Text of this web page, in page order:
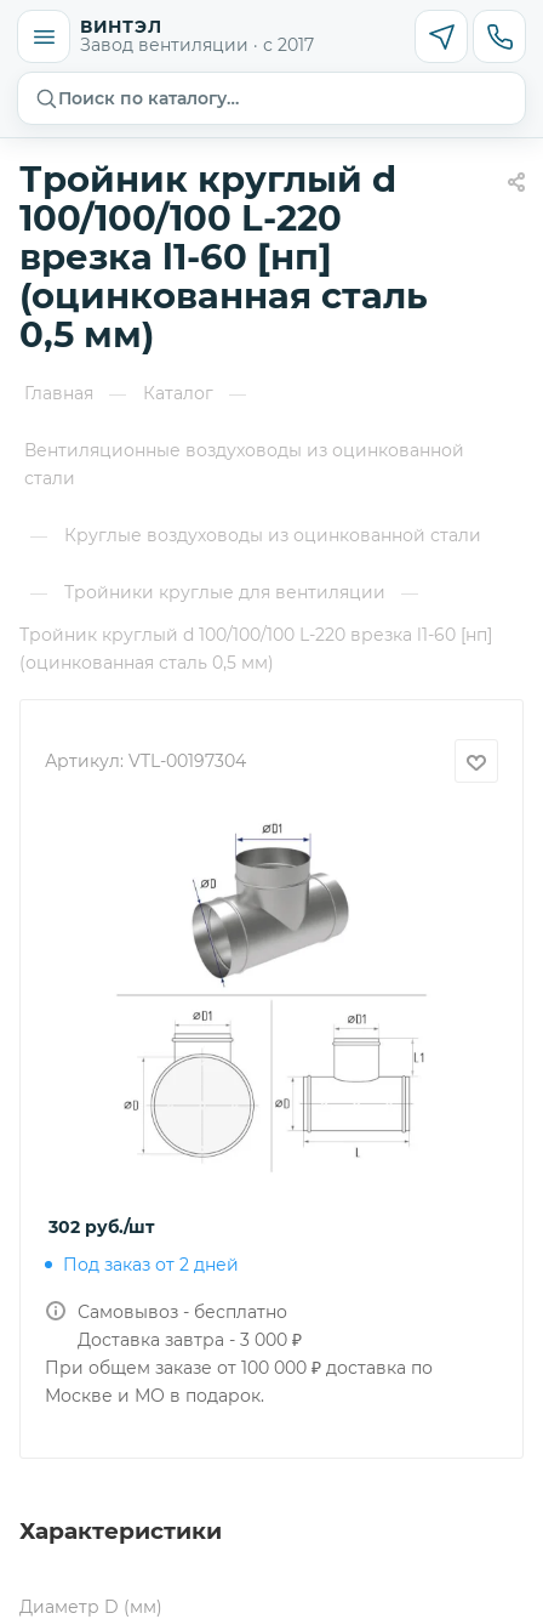
ВИНТЭЛ
Завод вентиляции · с 2017
Поиск по каталогу…
Тройник круглый d
100/100/100 L-220
врезка l1-60 [нп]
(оцинкованная сталь
0,5 мм)
Главная — Каталог —
Вентиляционные воздуховоды из оцинкованной
стали
— Круглые воздуховоды из оцинкованной стали
— Тройники круглые для вентиляции
—
Тройник круглый d 100/100/100 L-220 врезка l1-60 [нп]
(оцинкованная сталь 0,5 мм)
Артикул: VTL-00197304
302 руб./шт
Под заказ от 2 дней
Самовывоз - бесплатно
Доставка завтра - 3 000 ₽
При общем заказе от 100 000 ₽ доставка по
Москве и МО в подарок.
Характеристики
Диаметр D (мм)